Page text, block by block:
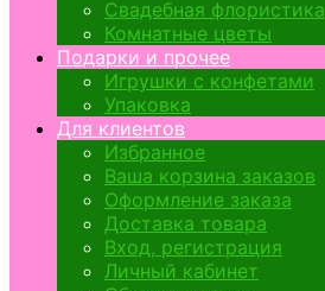
Свадебная флористика
Комнатные цветы
Подарки и прочее
Игрушки с конфетами
Упаковка
Для клиентов
Избранное
Ваша корзина заказов
Оформление заказа
Доставка товара
Вход, регистрация
Личный кабинет